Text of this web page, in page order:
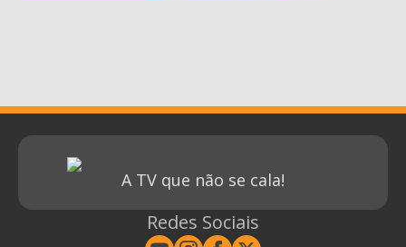
A TV que não se cala!
Redes Sociais